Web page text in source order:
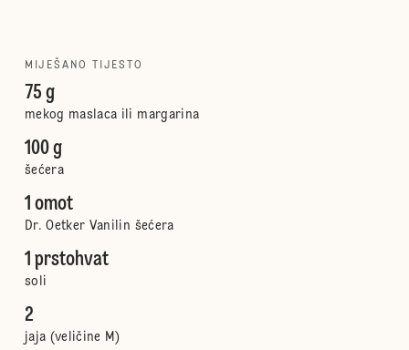
MIJEŠANO TIJESTO
75 g
mekog maslaca ili margarina
100 g
šećera
1 omot
Dr. Oetker Vanilin šećera
1 prstohvat
soli
2
jaja (veličine M)